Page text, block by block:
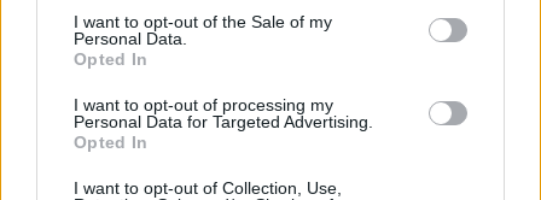
consent section.
I want to opt-out of the Sale of my
Personal Data.
Opted In
I want to opt-out of processing my
Personal Data for Targeted Advertising.
Opted In
I want to opt-out of Collection, Use,